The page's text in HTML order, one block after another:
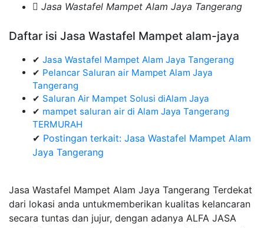
Jasa Wastafel Mampet Alam Jaya Tangerang
Daftar isi Jasa Wastafel Mampet alam-jaya
✔ Jasa Wastafel Mampet Alam Jaya Tangerang
✔ Pelancar Saluran air Mampet Alam Jaya
Tangerang
✔ Saluran Air Mampet Solusi diAlam Jaya
✔ mampet saluran air di Alam Jaya Tangerang
TERMURAH
✔ Postingan terkait: Jasa Wastafel Mampet Alam
Jaya Tangerang
Jasa Wastafel Mampet Alam Jaya Tangerang Terdekat
dari lokasi anda untukmemberikan kualitas kelancaran
secara tuntas dan jujur, dengan adanya ALFA JASA